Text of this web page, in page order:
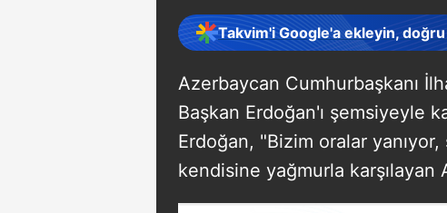
Takvim'i Google'a ekleyin,
Azerbaycan Cumhurbaşkanı
Başkan Erdoğan'ı şemsiyeyle
Erdoğan, "Bizim oralar
kendisine yağmurla karşılayan